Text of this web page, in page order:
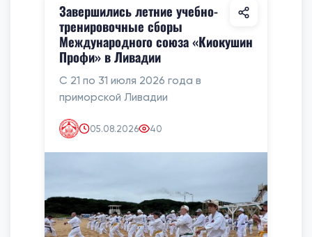
Завершились летние учебно-
тренировочные сборы
Международного союза «Киокушин
Профи» в Ливадии
С 21 по 31 июля 2026 года в
приморской Ливадии
05.08.2026 40